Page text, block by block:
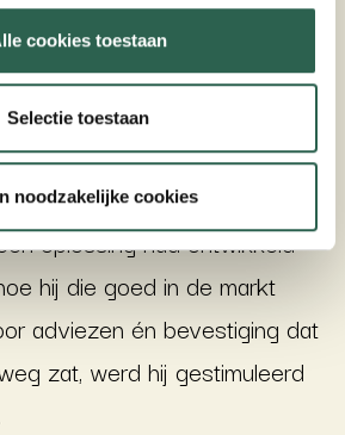
cookies toestaan
Selectie toestaan
noodzakelijke cookies
juist omdat het gesprek
wordt. Een voorbeeld dat
een ondernemer met
of twee gesprekken weer
Zoals een jonge
oplossing had ontwikkeld
hij die goed in de markt
adviezen én bevestiging dat
zat, werd hij gestimuleerd